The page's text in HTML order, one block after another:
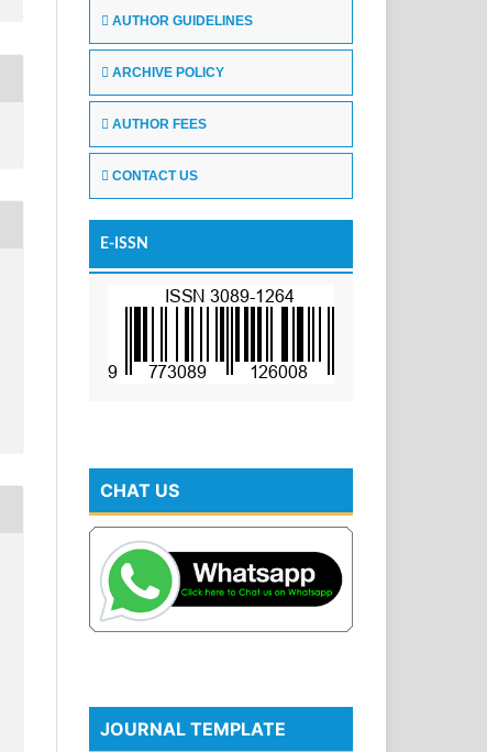
AUTHOR GUIDELINES
ARCHIVE POLICY
AUTHOR FEES
CONTACT US
E-ISSN
CHAT US
JOURNAL TEMPLATE